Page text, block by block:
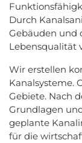
Durch
Gebäuden und
Lebensqualität
Wir erstellen
Kanalsysteme.
Gebiete. Nach
Grundlagen
geplante
für die